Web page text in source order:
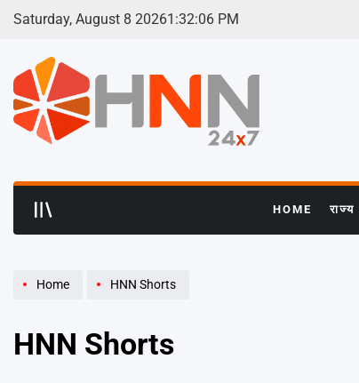
Skip
Saturday, August 8 20261 :32:08 PM
HOME राज्य
Home HNN Shorts
HNN Shorts